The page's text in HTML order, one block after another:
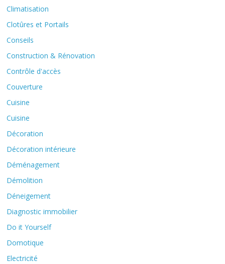
Climatisation
Clotûres et Portails
Conseils
Construction & Rénovation
Contrôle d'accès
Couverture
Cuisine
Cuisine
Décoration
Décoration intérieure
Déménagement
Démolition
Déneigement
Diagnostic immobilier
Do it Yourself
Domotique
Electricité